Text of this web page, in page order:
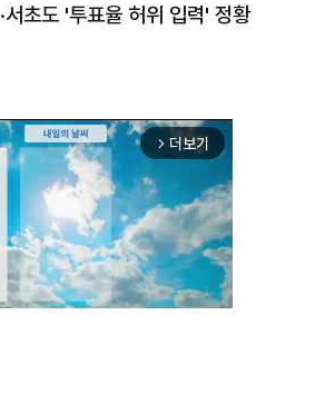
·서초도 '투표율 허위 입력' 정황
arrow_forward_ios 더보기